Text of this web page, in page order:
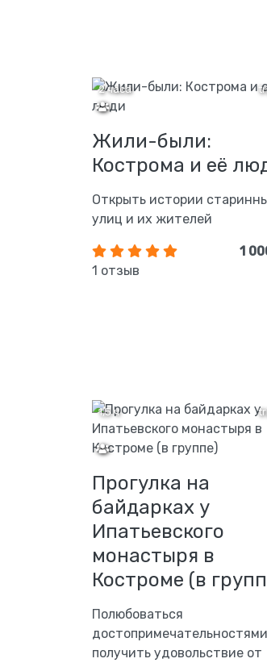
2 часа
Жили-были:
Кострома и её
Открыть истории
улиц и их жителей
1 отзыв
1
1,5 ч
Прогулка на
байдарках у
Ипатьевского
монастыря в
Костроме (в
Полюбоваться
получить удовольствие от